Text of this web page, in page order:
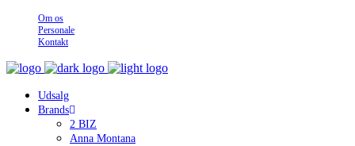
Om os
Personale
Kontakt
Udsalg
Brands
2 BIZ
Anna Montana